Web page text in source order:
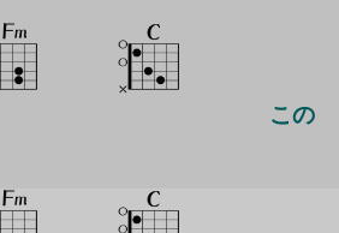
この